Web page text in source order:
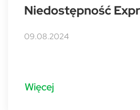
Niedostępność
09.08.2024
Więcej